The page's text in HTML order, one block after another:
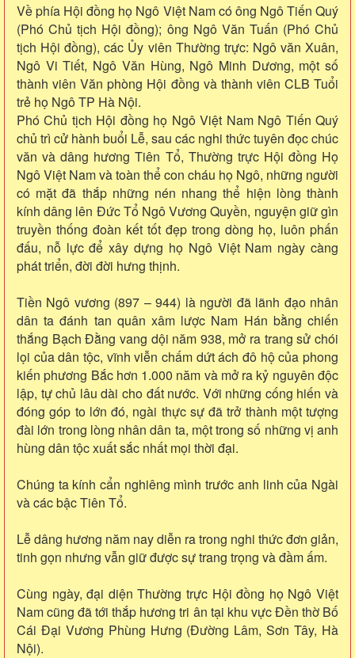
Về phía Hội đồng họ Ngô Việt Nam có ông Ngô Tiến Quý
(Phó Chủ tịch Hội đồng); ông Ngô Văn Tuấn (Phó Chủ
tịch Hội đồng), các Ủy viên Thường trực: Ngô văn Xuân,
Ngô Vi Tiết, Ngô Văn Hùng, Ngô Minh Dương, một số
thành viên Văn phòng Hội đồng và thành viên CLB Tuổi
trẻ họ Ngô TP Hà Nội.
Phó Chủ tịch Hội đồng họ Ngô Việt Nam Ngô Tiến Quý
chủ trì cử hành buổi Lễ, sau các nghi thức tuyên đọc chúc
văn và dâng hương Tiên Tổ, Thường trực Hội đồng Họ
Ngô Việt Nam và toàn thể con cháu họ Ngô, những người
có mặt đã thắp những nén nhang thể hiện lòng thành
kính dâng lên Đức Tổ Ngô Vương Quyền, nguyện giữ gìn
truyền thống đoàn kết tốt đẹp trong dòng họ, luôn phấn
đấu, nỗ lực để xây dựng họ Ngô Việt Nam ngày càng
phát triển, đời đời hưng thịnh.
Tiền Ngô vương (897 – 944) là người đã lãnh đạo nhân
dân ta đánh tan quân xâm lược Nam Hán bằng chiến
thắng Bạch Đằng vang dội năm 938, mở ra trang sử chói
lọi của dân tộc, vĩnh viễn chấm dứt ách đô hộ của phong
kiến phương Bắc hơn 1.000 năm và mở ra kỷ nguyên độc
lập, tự chủ lâu dài cho đất nước. Với những cống hiến và
đóng góp to lớn đó, ngài thực sự đã trở thành một tượng
đài lớn trong lòng nhân dân ta, một trong số những vị anh
hùng dân tộc xuất sắc nhất mọi thời đại.
Chúng ta kính cẩn nghiêng mình trước anh linh của Ngài
và các bậc Tiên Tổ.
Lễ dâng hương năm nay diễn ra trong nghi thức đơn giản,
tinh gọn nhưng vẫn giữ được sự trang trọng và đầm ấm.
Cùng ngày, đại diện Thường trực Hội đồng họ Ngô Việt
Nam cũng đã tới thắp hương tri ân tại khu vực Đền thờ Bố
Cái Đại Vương Phùng Hưng (Đường Lâm, Sơn Tây, Hà
Nội).